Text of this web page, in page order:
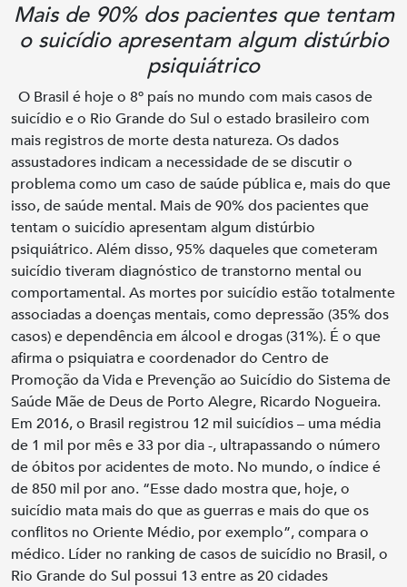
Mais de 90% dos pacientes que tentam
o suicídio apresentam algum distúrbio
psiquiátrico
O Brasil é hoje o 8º país no mundo com mais casos de
suicídio e o Rio Grande do Sul o estado brasileiro com
mais registros de morte desta natureza. Os dados
assustadores indicam a necessidade de se discutir o
problema como um caso de saúde pública e, mais do que
isso, de saúde mental. Mais de 90% dos pacientes que
tentam o suicídio apresentam algum distúrbio
psiquiátrico. Além disso, 95% daqueles que cometeram
suicídio tiveram diagnóstico de transtorno mental ou
comportamental. As mortes por suicídio estão totalmente
associadas a doenças mentais, como depressão (35% dos
casos) e dependência em álcool e drogas (31%). É o que
afirma o psiquiatra e coordenador do Centro de
Promoção da Vida e Prevenção ao Suicídio do Sistema de
Saúde Mãe de Deus de Porto Alegre, Ricardo Nogueira.
Em 2016, o Brasil registrou 12 mil suicídios – uma média
de 1 mil por mês e 33 por dia -, ultrapassando o número
de óbitos por acidentes de moto. No mundo, o índice é
de 850 mil por ano. “Esse dado mostra que, hoje, o
suicídio mata mais do que as guerras e mais do que os
conflitos no Oriente Médio, por exemplo”, compara o
médico. Líder no ranking de casos de suicídio no Brasil, o
Rio Grande do Sul possui 13 entre as 20 cidades